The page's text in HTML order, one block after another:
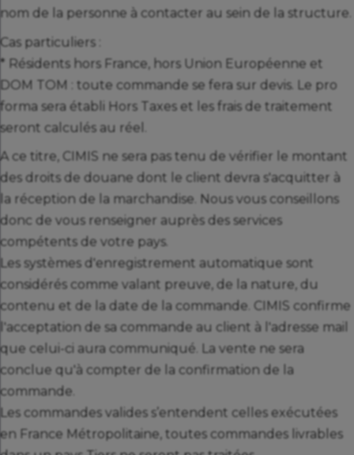
nom de la personne à contacter au sein de la structure.
Cas particuliers :
* Résidents hors France, hors Union Européenne et
DOM TOM : toute commande se fera sur devis. Le pro
forma sera établi Hors Taxes et les frais de traitement
seront calculés au réel.
A ce titre, CIMIS ne sera pas tenu de vérifier le montant
des droits de douane dont le client devra s'acquitter à
la réception de la marchandise. Nous vous conseillons
donc de vous renseigner auprès des services
compétents de votre pays.
Les systèmes d'enregistrement automatique sont
considérés comme valant preuve, de la nature, du
contenu et de la date de la commande. CIMIS confirme
l'acceptation de sa commande au client à l'adresse mail
que celui-ci aura communiqué. La vente ne sera
conclue qu'à compter de la confirmation de la
commande.
Les commandes valides s’entendent celles exécutées
en France Métropolitaine, toutes commandes livrables